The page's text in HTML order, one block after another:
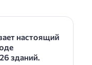
настоящий
зданий.